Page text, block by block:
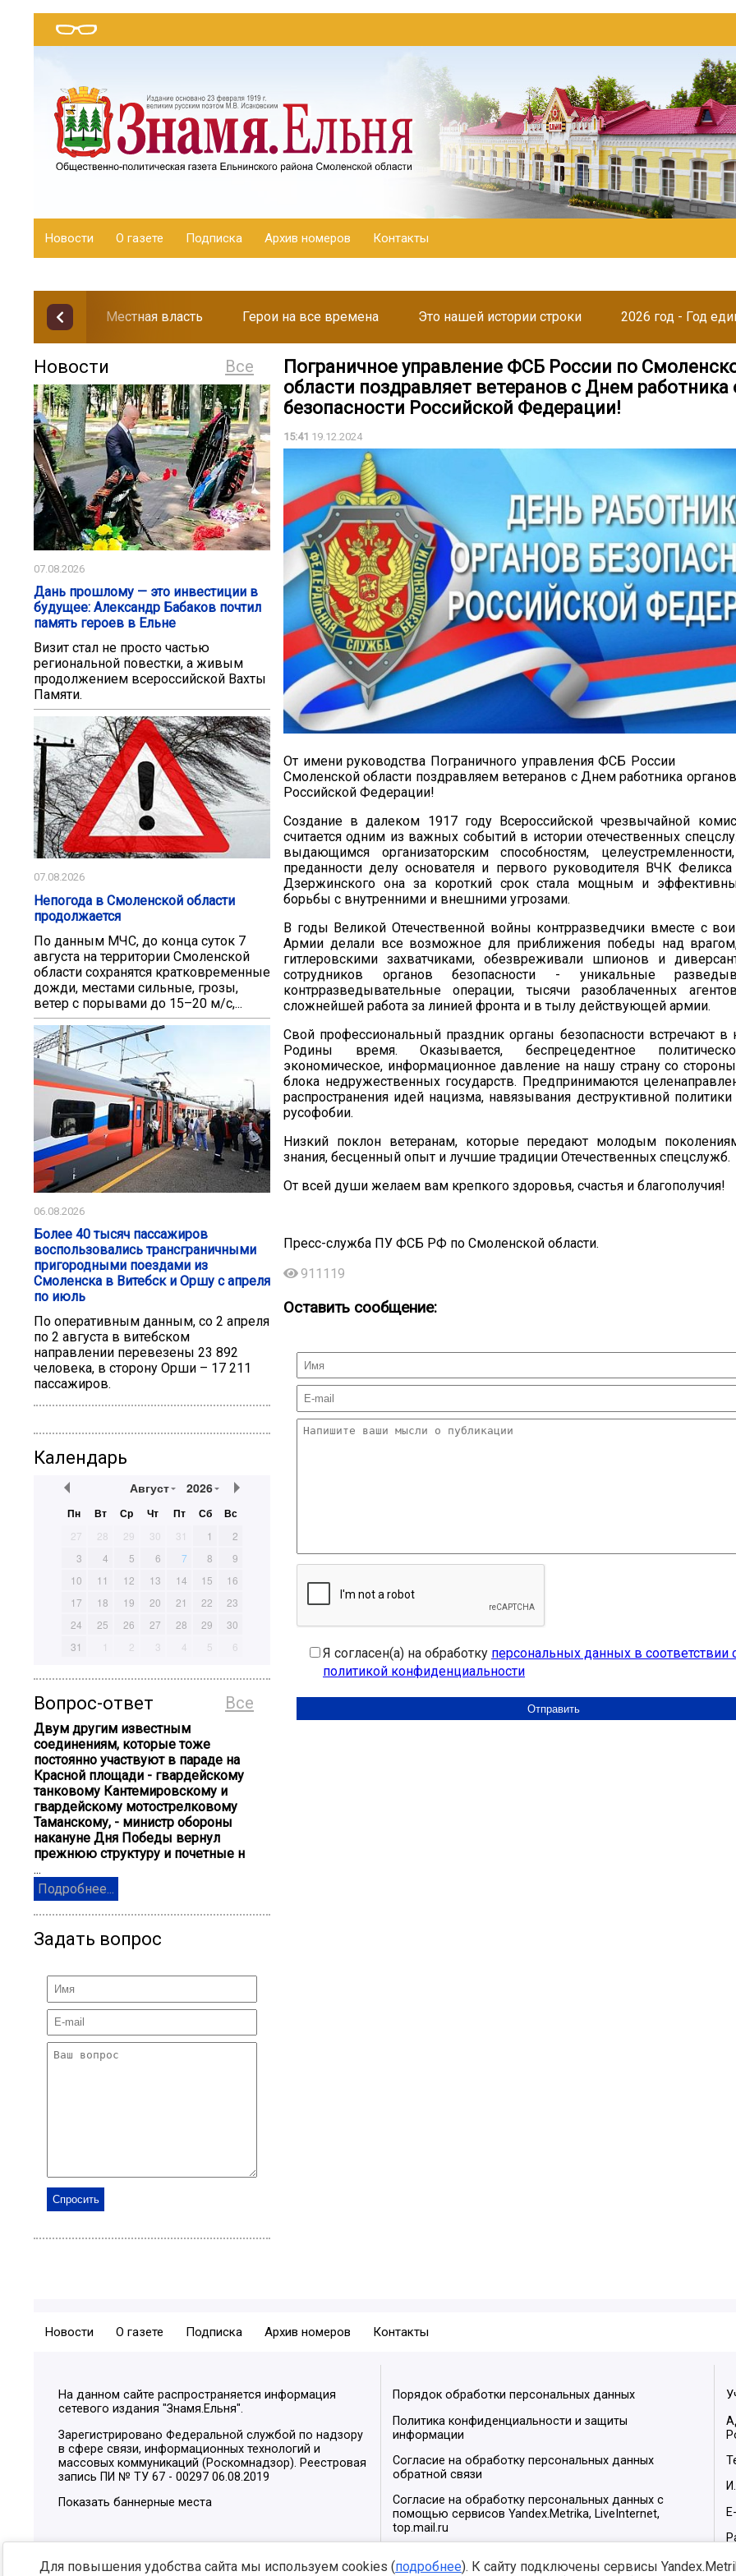
Новости О газете Подписка Архив номеров Контакты
Местная власть Герои на все времена Это нашей истории строки 2026 год - Год
Все
Новости
07.08.2026
Дань прошлому — это инвестиции в
будущее: Александр Бабаков почтил
память героев в Ельне
Визит стал не просто частью
региональной повестки, а живым
продолжением всероссийской Вахты
Памяти.
07.08.2026
Непогода в Смоленской области
продолжается
По данным МЧС, до конца суток 7
августа на территории Смоленской
области сохранятся кратковременные
дожди, местами сильные, грозы,
ветер с порывами до 15–20 м/с,...
06.08.2026
Более 40 тысяч пассажиров
воспользовались трансграничными
пригородными поездами из
Смоленска в Витебск и Оршу с апреля
по июль
По оперативным данным, со 2 апреля
по 2 августа в витебском
направлении перевезены 23 892
человека, в сторону Орши – 17 211
пассажиров.
Календарь
Август 2026
Пн Вт Ср Чт Пт Сб Вс
27 28 29 30 31 1
2
3
4 5 6 7 8
9
10
11 12 13 14 15
16
17
18 19 20 21 22
23
24
25 26 27 28 29
30
31
1 2 3 4 5 6
Все
Вопрос-ответ
Двум другим известным
соединениям, которые тоже
постоянно участвуют в параде на
Красной площади - гвардейскому
танковому Кантемировскому и
гвардейскому мотострелковому
Таманскому, - министр обороны
накануне Дня Победы вернул
прежнюю структуру и почетные н
...
Подробнее...
Задать вопрос
Пограничное управление ФСБ России по
области поздравляет ветеранов с Днем работника
безопасности Российской Федерации!
15:41 19.12.2024
От имени руководства Пограничного управления
Смоленской области поздравляем ветеранов с Днем работника
Российской Федерации!
Создание в далеком 1917 году Всероссийской чрезвычайной
считается одним из важных событий в истории отечественных
выдающимся организаторским способностям,
преданности делу основателя и первого руководителя ВЧК
Дзержинского она за короткий срок стала мощным и
борьбы с внутренними и внешними угрозами.
В годы Великой Отечественной войны контрразведчики вместе с
Армии делали все возможное для приближения победы над
гитлеровскими захватчиками, обезвреживали шпионов и
сотрудников органов безопасности - уникальные
контрразведывательные операции, тысячи разоблаченных
сложнейшей работа за линией фронта и в тылу действующей армии.
Свой профессиональный праздник органы безопасности встречают в
Родины время. Оказывается, беспрецедентное
экономическое, информационное давление на нашу страну со стороны
блока недружественных государств. Предпринимаются
распространения идей нацизма, навязывания деструктивной
русофобии.
Низкий поклон ветеранам, которые передают молодым
знания, бесценный опыт и лучшие традиции Отечественных спецслужб.
От всей души желаем вам крепкого здоровья, счастья и благополучия!
Пресс-служба ПУ ФСБ РФ по Смоленской области.
911119
Оставить сообщение:
Я согласен(а) на обработку персональных данных в соответствии
политикой конфиденциальности
Новости О газете Подписка Архив номеров Контакты
На данном сайте распространяется информация
сетевого издания "Знамя.Ельня".
Зарегистрировано Федеральной службой по надзору
в сфере связи, информационных технологий и
массовых коммуникаций (Роскомнадзор). Реестровая
запись ПИ № ТУ 67 - 00297 06.08.2019
Показать баннерные места
Порядок обработки персональных данных
Политика конфиденциальности и защиты
информации
Согласие на обработку персональных данных
обратной связи
Согласие на обработку персональных данных с
помощью сервисов Yandex.Metrika, LiveInternet,
top.mail.ru
Для повышения удобства сайта мы используем cookies (подробнее). К сайту подключены сервисы